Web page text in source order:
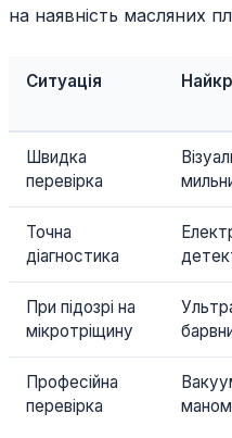
на наявність масляних
Ситуація
Швидка
перевірка
Точна
діагностика
При підозрі на
мікротріщину
Професійна
перевірка